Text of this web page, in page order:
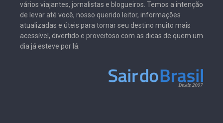
vários viajantes, jornalistas e blogueiros. Temos a intenção
de levar até você, nosso querido leitor, informações
atualizadas e úteis para tornar seu destino muito mais
acessível, divertido e proveitoso com as dicas de quem um
dia já esteve por lá.